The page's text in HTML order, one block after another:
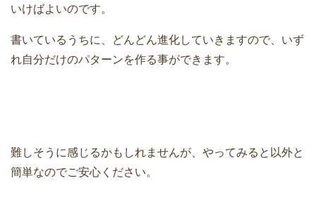
いけばよいのです。
書いているうちに、どんどん進化していきますので、いず
れ自分だけのパターンを作る事ができます。
難しそうに感じるかもしれませんが、やってみると以外と
簡単なのでご安心ください。